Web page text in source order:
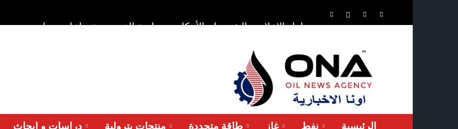
من نحن اعلن معنا سياسة الخصوصية الشروط والأحكام حلول الإعلان
ONA™
NEWS
/
أونا
الاخبارية
الرئيسية نفط غاز طاقة متجددة منتجات بترولية دراسات و ابحاث